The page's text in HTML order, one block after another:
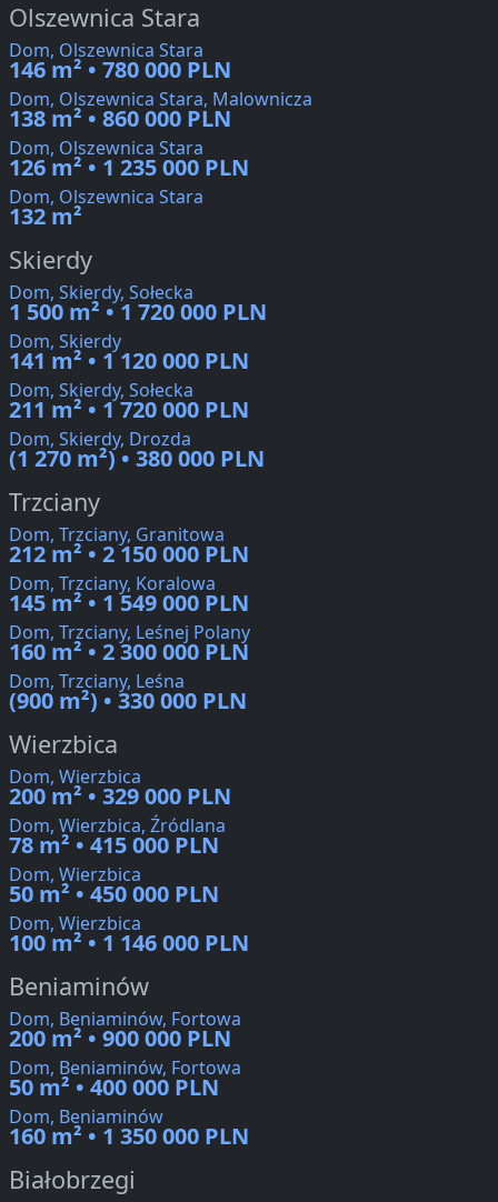
Olszewnica Stara
Dom, Olszewnica Stara
146 m² • 780 000 PLN
Dom, Olszewnica Stara, Malownicza
138 m² • 860 000 PLN
Dom, Olszewnica Stara
126 m² • 1 235 000 PLN
Dom, Olszewnica Stara
132 m²
Skierdy
Dom, Skierdy, Sołecka
1 500 m² • 1 720 000 PLN
Dom, Skierdy
141 m² • 1 120 000 PLN
Dom, Skierdy, Sołecka
211 m² • 1 720 000 PLN
Dom, Skierdy, Drozda
(1 270 m²) • 380 000 PLN
Trzciany
Dom, Trzciany, Granitowa
212 m² • 2 150 000 PLN
Dom, Trzciany, Koralowa
145 m² • 1 549 000 PLN
Dom, Trzciany, Leśnej Polany
160 m² • 2 300 000 PLN
Dom, Trzciany, Leśna
(900 m²) • 330 000 PLN
Wierzbica
Dom, Wierzbica
200 m² • 329 000 PLN
Dom, Wierzbica, Źródlana
78 m² • 415 000 PLN
Dom, Wierzbica
50 m² • 450 000 PLN
Dom, Wierzbica
100 m² • 1 146 000 PLN
Beniaminów
Dom, Beniaminów, Fortowa
200 m² • 900 000 PLN
Dom, Beniaminów, Fortowa
50 m² • 400 000 PLN
Dom, Beniaminów
160 m² • 1 350 000 PLN
Białobrzegi